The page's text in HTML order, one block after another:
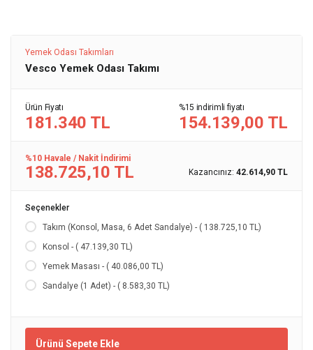
Yemek Odası Takımları
Vesco Yemek Odası Takımı
Ürün Fiyatı
181.340 TL
%15 indirimli fiyatı
154.139,00 TL
%10 Havale / Nakit İndirimi
138.725,10 TL Kazancınız: 42.614,90 TL
Seçenekler
Takım (Konsol, Masa, 6 Adet Sandalye) - ( 138.725,10 TL)
Konsol - ( 47.139,30 TL)
Yemek Masası - ( 40.086,00 TL)
Sandalye (1 Adet) - ( 8.583,30 TL)
Ürünü Sepete Ekle